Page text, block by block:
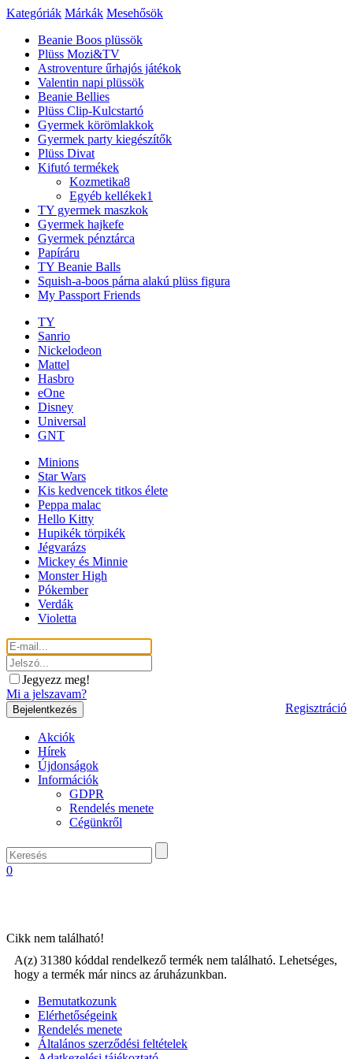
Kategóriák Márkák Mesehősök
Beanie Boos plüssök
Plüss Mozi&TV
Astroventure űrhajós játékok
Valentin napi plüssök
Beanie Bellies
Plüss Clip-Kulcstartó
Gyermek körömlakkok
Gyermek party kiegészítők
Plüss Divat
Kifutó termékek
Kozmetika8
Egyéb kellékek1
TY gyermek maszkok
Gyermek hajkefe
Gyermek pénztárca
Papíráru
TY Beanie Balls
Squish-a-boos párna alakú plüss figura
My Passport Friends
TY
Sanrio
Nickelodeon
Mattel
Hasbro
eOne
Disney
Universal
GNT
Minions
Star Wars
Kis kedvencek titkos élete
Peppa malac
Hello Kitty
Hupikék törpikék
Jégvarázs
Mickey és Minnie
Monster High
Pókember
Verdák
Violetta
Jegyezz meg!
Mi a jelszavam?
Regisztráció
Akciók
Hírek
Újdonságok
Információk
GDPR
Rendelés menete
Cégünkről
0
Cikk nem található!
A(z) 31380 kóddal rendelkező termék nem található. Lehetséges,
hogy a termék már nincs az áruházunkban.
Bemutatkozunk
Elérhetőségeink
Rendelés menete
Általános szerződési feltételek